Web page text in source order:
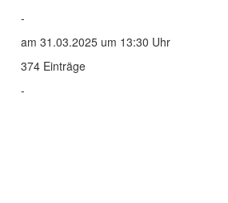
-
am 31.03.2025 um 13:30 Uhr
374 Einträge
-